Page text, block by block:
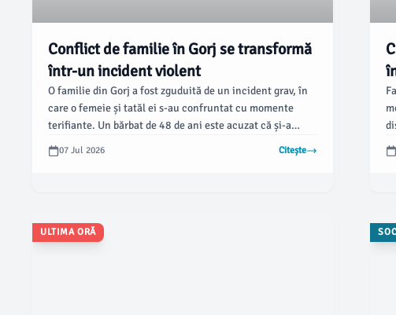
Conflict de familie în Gorj se transformă
într-un incident violent
O familie din Gorj a fost zguduită de un incident grav, în
care o femeie și tatăl ei s-au confruntat cu momente
terifiante. Un bărbat de 48 de ani este acuzat că și-a
bătut soția și a agresat tatăl acesteia, provocând
intervenția imediată a poliției, conform informațiilor
07 Jul 2026 Citește
ULTIMA ORĂ